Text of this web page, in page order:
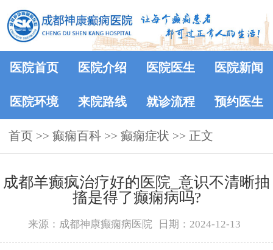
医院首页 医院介绍 医院医生 医院新闻
医院环境 来院路线 就诊流程 预约医生
首页 >> 癫痫百科 >> 癫痫症状 >> 正文
成都羊癫疯治疗好的医院_意识不清晰抽
搐是得了癫痫病吗?
来源：成都神康癫痫病医院 日期：2024-12-13